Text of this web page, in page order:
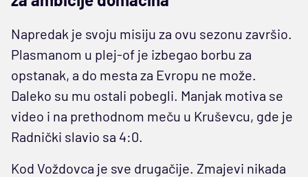
Napredak je svoju misiju za ovu sezonu završio.
Plasmanom u plej-of je izbegao borbu za
opstanak, a do mesta za Evropu ne može.
Daleko su mu ostali pobegli. Manjak motiva se
video i na prethodnom meču u Kruševcu, gde je
Radnički slavio sa 4:0.
Kod Voždovca je sve drugačije. Zmajevi nikada